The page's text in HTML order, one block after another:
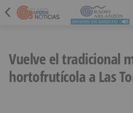
Vuelve el tradicional
hortofrutícola a Las